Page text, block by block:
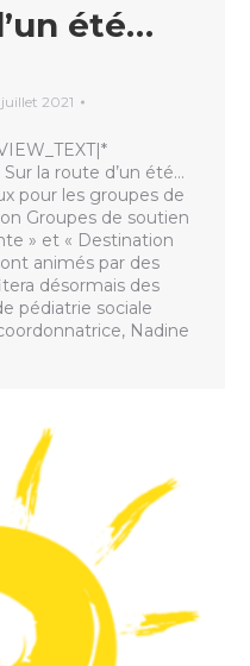
été…
2021
la route d’un été…
pour les groupes de
Groupes de soutien
» et « Destination
animés par des
désormais des
pédiatrie sociale
Nadine